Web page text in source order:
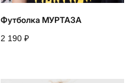
Футболка МУРТАЗА
2 190 ₽